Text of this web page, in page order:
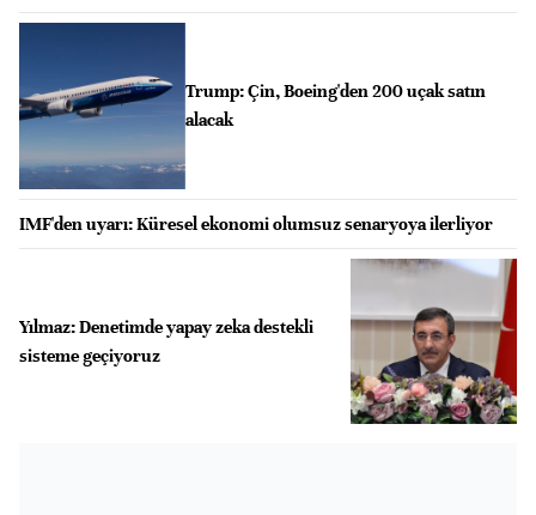
Trump: Çin, Boeing'den 200 uçak satın
alacak
IMF'den uyarı: Küresel ekonomi olumsuz senaryoya ilerliyor
Yılmaz: Denetimde yapay zeka destekli
sisteme geçiyoruz